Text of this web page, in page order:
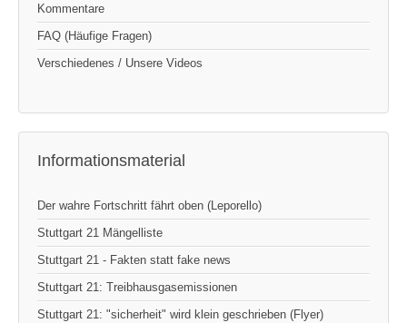
Kommentare
FAQ (Häufige Fragen)
Verschiedenes / Unsere Videos
Informationsmaterial
Der wahre Fortschritt fährt oben (Leporello)
Stuttgart 21 Mängelliste
Stuttgart 21 - Fakten statt fake news
Stuttgart 21: Treibhausgasemissionen
Stuttgart 21: "sicherheit" wird klein geschrieben (Flyer)